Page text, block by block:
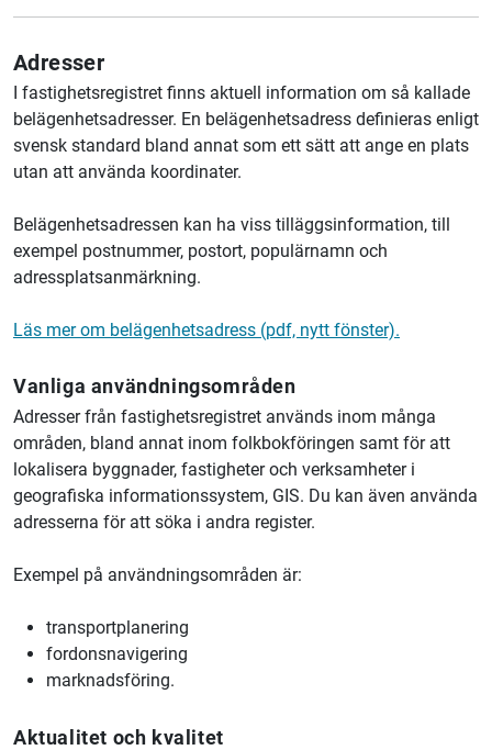
Adresser
I fastighetsregistret finns aktuell information om så kallade
belägenhetsadresser. En belägenhetsadress definieras enligt
svensk standard bland annat som ett sätt att ange en plats
utan att använda koordinater.
Belägenhetsadressen kan ha viss tilläggsinformation, till
exempel postnummer, postort, populärnamn och
adressplatsanmärkning.
Läs mer om belägenhetsadress (pdf, nytt fönster).
Vanliga användningsområden
Adresser från fastighetsregistret används inom många
områden, bland annat inom folkbokföringen samt för att
lokalisera byggnader, fastigheter och verksamheter i
geografiska informationssystem, GIS. Du kan även använda
adresserna för att söka i andra register.
Exempel på användningsområden är:
transportplanering
fordonsnavigering
marknadsföring.
Aktualitet och kvalitet